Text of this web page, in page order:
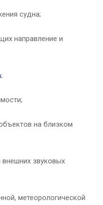
судна;
направление и
;
на близком
внешних звуковых
метеорологической